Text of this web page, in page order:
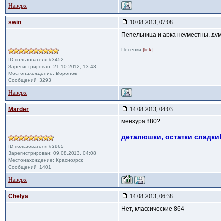
Наверх
swin 10.08.2013, 07:08
ID пользователя #3452
Зарегистрирован: 21.10.2012, 13:43
Местонахождение: Воронеж
Сообщений: 3293
Пепельница и арка неуместны,
Песенки [link]
Наверх
Marder 14.08.2013, 04:03
ID пользователя #3965
Зарегистрирован: 09.08.2013, 04:08
Местонахождение: Красноярск
Сообщений: 1401
мензура 880?
деталюшки, остатки
Наверх
Сhelya 14.08.2013, 06:38
Нет, классические 864